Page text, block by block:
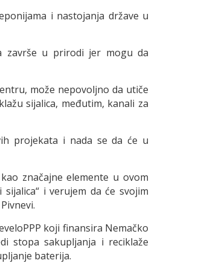
i nastojanja države u
završe u prirodi jer mogu da
može nepovoljno da utiče
sijalica, međutim, kanali za
projekata i nada se da će u
značajne elemente u ovom
i verujem da će svojim
koji finansira Nemačko
stopa sakupljanja i reciklaže
baterija.